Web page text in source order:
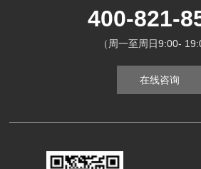
400-821-
（周一至周日9:00-
在线咨询